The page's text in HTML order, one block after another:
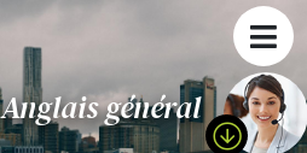
Anglais général